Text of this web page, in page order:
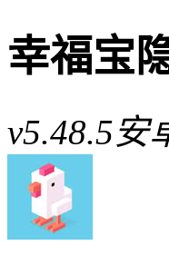
幸福宝
v5.48.5安